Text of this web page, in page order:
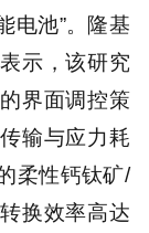
电池”。隆基
示，该研究
界面调控策
输与应力耗
柔性钙钛矿/
换效率高达